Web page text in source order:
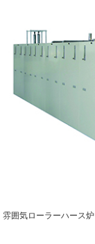
雰囲気ローラーハース炉